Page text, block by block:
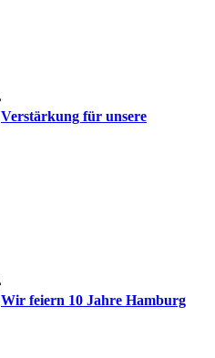
Verstärkung für unsere
Wir feiern 10 Jahre Hamburg